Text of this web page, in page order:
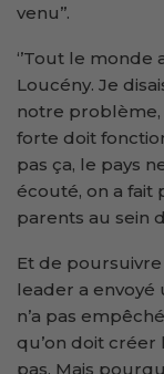
venu’’.
‘’Tout le
Loucény. Je
notre problème,
forte doit
pas ça, le pays
écouté, on a fait
parents au sein
Et de poursuivre
leader a envoyé
n’a pas
qu’on doit créer
pas. Mais